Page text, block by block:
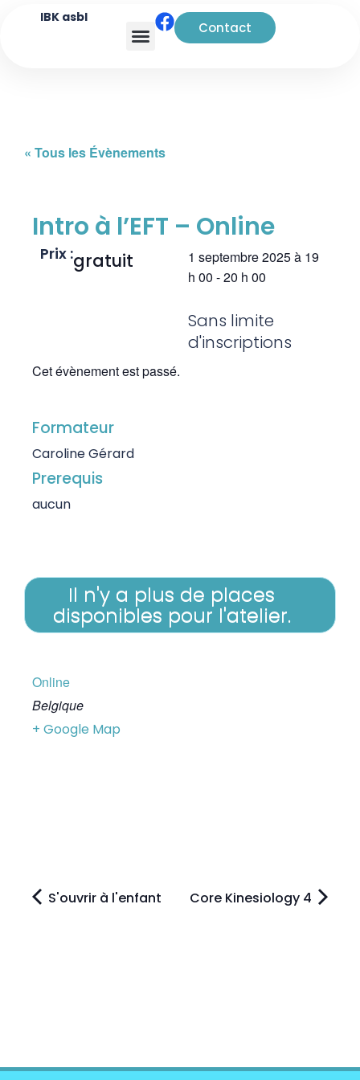
IBK asbl
Contact
« Tous les Évènements
Intro à l’EFT – Online
Prix :gratuit 1 septembre 2025à 19
h 00 -20 h 00
Sans limite
d'inscriptions
Cet évènement est passé.
Formateur
Caroline Gérard
Prerequis
aucun
Il n'y a plus de places
disponibles pour l'atelier.
Online
Belgique
+ Google Map
S'ouvrir à l'enfant Core Kinesiology 4